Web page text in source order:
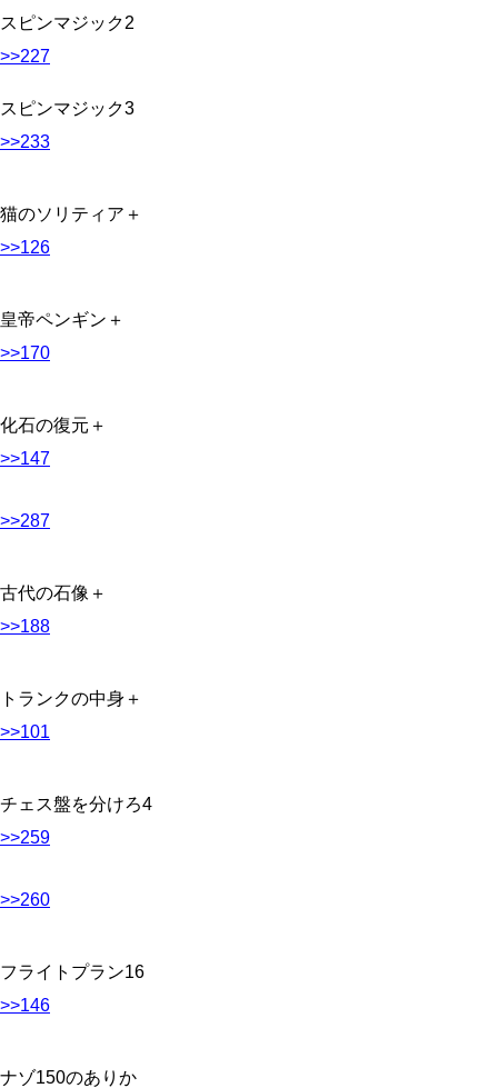
スピンマジック2
>>227
スピンマジック3
>>233
猫のソリティア＋
>>126
皇帝ペンギン＋
>>170
化石の復元＋
>>147
>>287
古代の石像＋
>>188
トランクの中身＋
>>101
チェス盤を分けろ4
>>259
>>260
フライトプラン16
>>146
ナゾ150のありか